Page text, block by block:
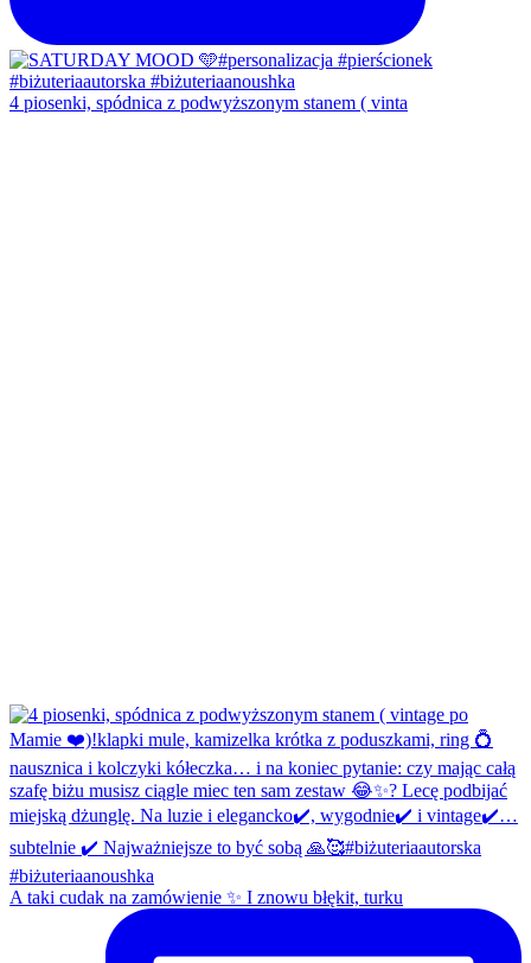
4 piosenki, spódnica z podwyższonym stanem ( vinta
A taki cudak na zamówienie ✨ I znowu błękit, turku